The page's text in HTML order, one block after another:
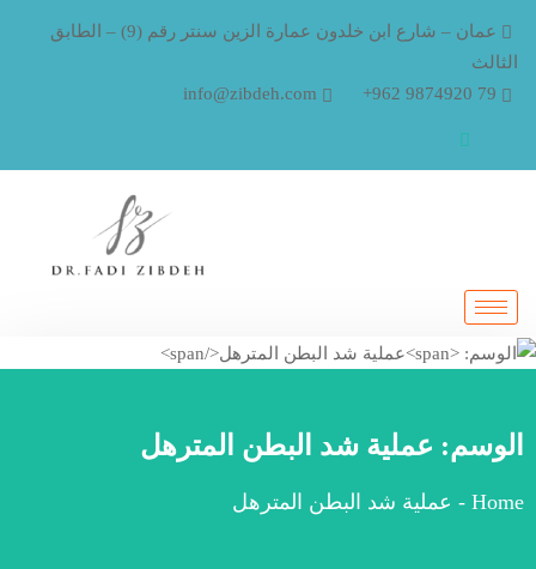
عمان – شارع ابن خلدون عمارة الزين سنتر رقم (9) – الطابق
الثالث
الوسم: عملية شد البطن المترهل
Home
- عملية شد البطن المترهل